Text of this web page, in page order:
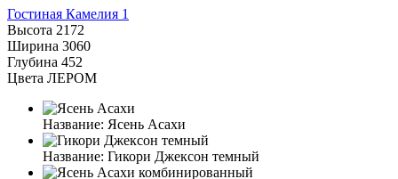
Гостиная Камелия 1
Высота 2172
Ширина 3060
Глубина 452
Цвета ЛЕРОМ
Название: Ясень Асахи
Название: Гикори Джексон темный